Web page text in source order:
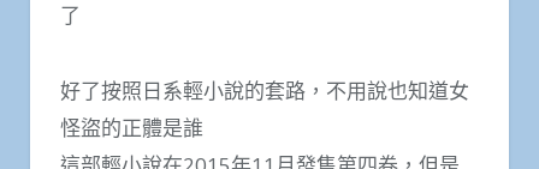
了
好了按照日系輕小說的套路，不用說也知道女
怪盜的正體是誰